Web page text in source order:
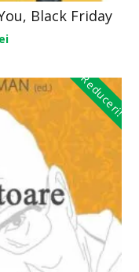
Black Friday
Reduceri!